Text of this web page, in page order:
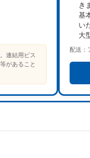
連結用ビス
があること
き
基
い
大
配送：